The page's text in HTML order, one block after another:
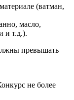
(ватман,
масло,
и т.д.).
превышать
не более